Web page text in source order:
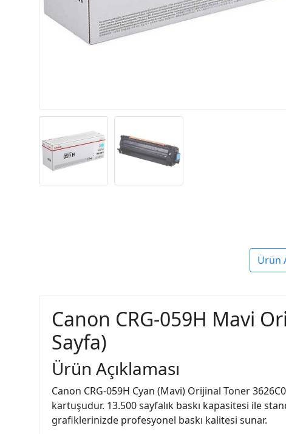
Ürün
Canon CRG-059H Mavi
Sayfa)
Ürün Açıklaması
Canon CRG-059H Cyan (Mavi) Orijinal Toner
kartuşudur. 13.500 sayfalık baskı kapasitesi ile
grafiklerinizde profesyonel baskı kalitesi sunar.